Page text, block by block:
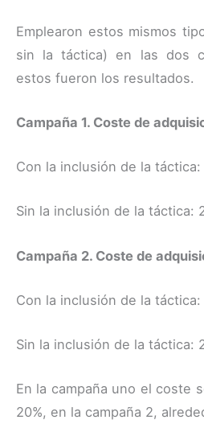
Emplearon estos mismos
sin la táctica) en las dos
estos fueron los resultados.
Campaña 1. Coste de
Con la inclusión de la táctica:
Sin la inclusión de la táctica:
Campaña 2. Coste de
Con la inclusión de la táctica:
Sin la inclusión de la táctica:
En la campaña uno el coste
20%, en la campaña 2,